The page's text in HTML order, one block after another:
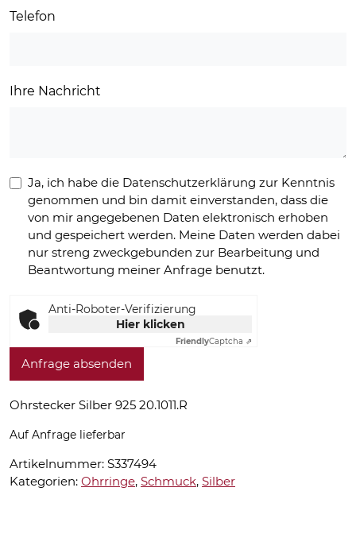
Telefon
Ihre Nachricht
Ja, ich habe die Datenschutzerklärung zur Kenntnis
genommen und bin damit einverstanden, dass die
von mir angegebenen Daten elektronisch erhoben
und gespeichert werden. Meine Daten werden dabei
nur streng zweckgebunden zur Bearbeitung und
Beantwortung meiner Anfrage benutzt.
Anti-Roboter-Verifizierung
Hier klicken
FriendlyCaptcha ⇗
Anfrage absenden
Ohrstecker Silber 925 20.1011.R
Auf Anfrage lieferbar
Artikelnummer: S337494
Kategorien: Ohrringe, Schmuck, Silber